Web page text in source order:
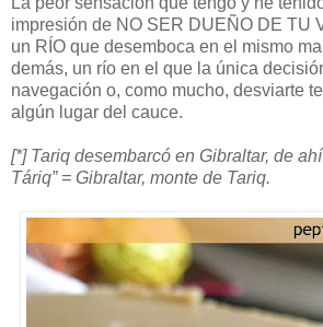
impresión de NO SER DUEÑO DE TU
un RÍO que desemboca en el mismo
demás, un río en el que la única
navegación o, como mucho, desviarte
algún lugar del cauce.
[*] Tariq desembarcó en Gibraltar, de
Táriq” = Gibraltar, monte de Tariq.